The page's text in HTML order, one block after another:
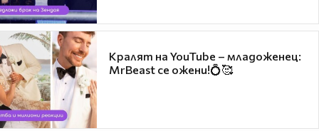
Кралят на YouTube – младоженец:
MrBeast се ожени!💍🥰